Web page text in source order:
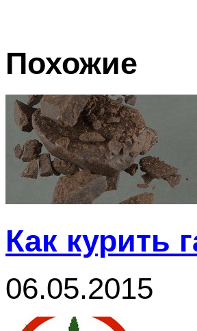
Похожие
Как курить
06.05.2015